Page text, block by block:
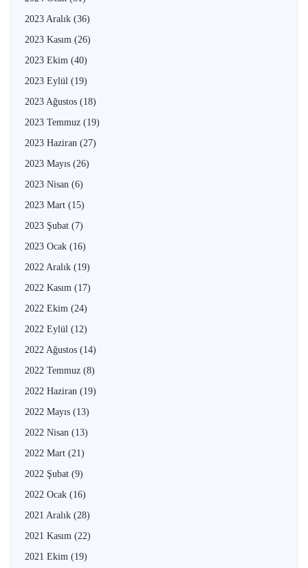
2023 Aralık (36)
2023 Kasım (26)
2023 Ekim (40)
2023 Eylül (19)
2023 Ağustos (18)
2023 Temmuz (19)
2023 Haziran (27)
2023 Mayıs (26)
2023 Nisan (6)
2023 Mart (15)
2023 Şubat (7)
2023 Ocak (16)
2022 Aralık (19)
2022 Kasım (17)
2022 Ekim (24)
2022 Eylül (12)
2022 Ağustos (14)
2022 Temmuz (8)
2022 Haziran (19)
2022 Mayıs (13)
2022 Nisan (13)
2022 Mart (21)
2022 Şubat (9)
2022 Ocak (16)
2021 Aralık (28)
2021 Kasım (22)
2021 Ekim (19)